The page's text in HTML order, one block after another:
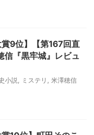
9位】【第167回直
信『黒牢城』レビュ
小説 ミステリ 米澤穂信